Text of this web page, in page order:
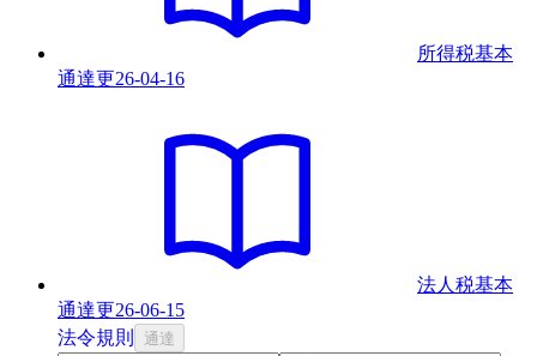
所得税基本
通達更26-04-16
法人税基本
通達更26-06-15
法令規則 通達